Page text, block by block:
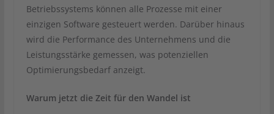
Betriebssystems können alle Prozesse mit einer
einzigen Software gesteuert werden. Darüber hinaus
wird die Performance des Unternehmens und die
Leistungsstärke gemessen, was potenziellen
Optimierungsbedarf anzeigt.
Warum jetzt die Zeit für den Wandel ist